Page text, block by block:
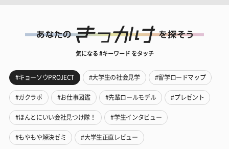
気になる #キーワード をタッチ
#キョーソウPROJECT #大学生の社会見学 #留学ロードマップ
#ガクラボ #お仕事図鑑 #先輩ロールモデル #プレゼント
#ほんとにいい会社見つけ隊！ #学生インタビュー
#もやもや解決ゼミ #大学生正直レビュー